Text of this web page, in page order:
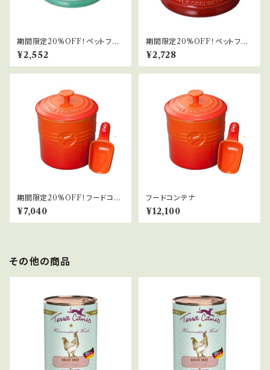
期間限定20%OFF！ペットフー
ドボール(SS)
¥2,552
期間限定20%OFF！ペットフー
ドボール(S)
¥2,728
期間限定20%OFF！フードコン
テナ
¥7,040
フードコンテナ
¥12,100
その他の商品